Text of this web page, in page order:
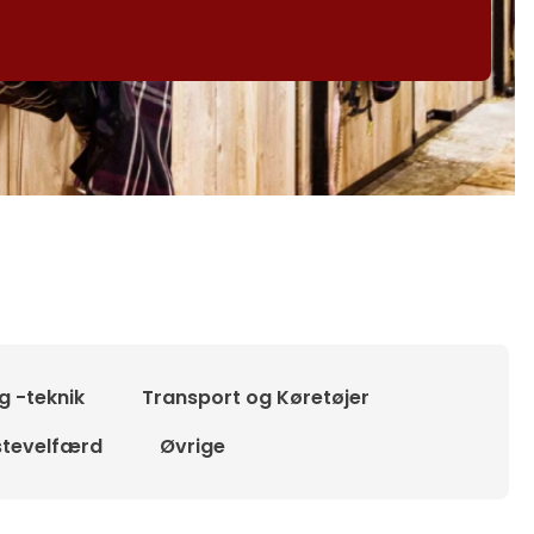
-teknik
Transport og Køretøjer
Øvrige